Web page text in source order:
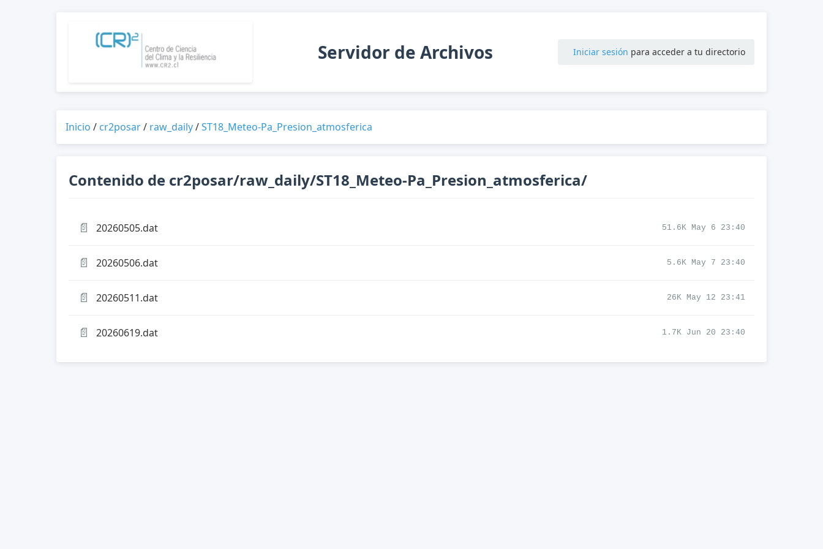
Servidor de Archivos Iniciar sesión para acceder a tu directorio
Inicio / cr2posar/ raw_daily/ST18_Meteo-Pa_Presion_atmosferica
Contenido de cr2posar/raw_daily/ST18_Meteo-Pa_Presion_atmosferica/
📄 20260505.dat 51.6K May 6 23:40
📄 20260506.dat 5.6K May 7 23:40
📄 20260511.dat 26K May 12 23:41
📄 20260619.dat 1.7K Jun 20 23:40